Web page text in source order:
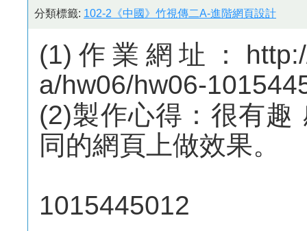
分類標籤: 102-2《中國》竹視傳二A-進階網頁設計
(1)作業網址：http://
a/hw06/hw06-
(2)製作心得：很有趣
同的網頁上做效果。
1015445012